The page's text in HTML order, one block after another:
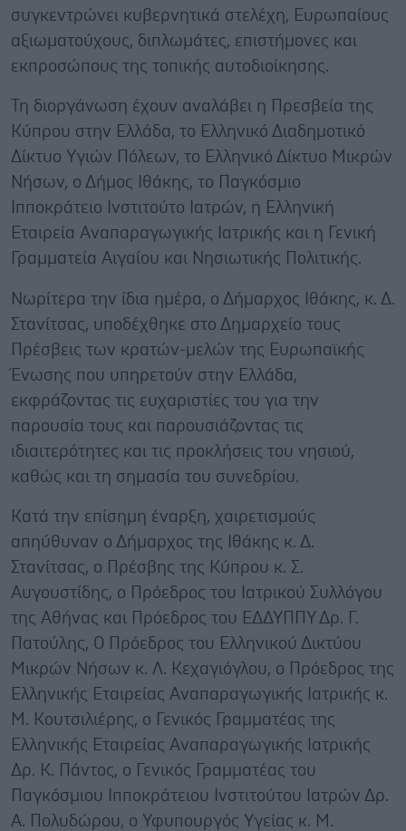
συγκεντρώνει κυβερνητικά στελέχη, Ευρωπαίους
αξιωματούχους, διπλωμάτες, επιστήμονες και
εκπροσώπους της τοπικής αυτοδιοίκησης.
Τη διοργάνωση έχουν αναλάβει η Πρεσβεία της
Κύπρου στην Ελλάδα, το Ελληνικό Διαδημοτικό
Δίκτυο Υγιών Πόλεων, το Ελληνικό Δίκτυο Μικρών
Νήσων, ο Δήμος Ιθάκης, το Παγκόσμιο
Ιπποκράτειο Ινστιτούτο Ιατρών, η Ελληνική
Εταιρεία Αναπαραγωγικής Ιατρικής και η Γενική
Γραμματεία Αιγαίου και Νησιωτικής Πολιτικής.
Νωρίτερα την ίδια ημέρα, ο Δήμαρχος Ιθάκης, κ. Δ.
Στανίτσας, υποδέχθηκε στο Δημαρχείο τους
Πρέσβεις των κρατών-μελών της Ευρωπαϊκής
Ένωσης που υπηρετούν στην Ελλάδα,
εκφράζοντας τις ευχαριστίες του για την
παρουσία τους και παρουσιάζοντας τις
ιδιαιτερότητες και τις προκλήσεις του νησιού,
καθώς και τη σημασία του συνεδρίου.
Κατά την επίσημη έναρξη, χαιρετισμούς
απηύθυναν ο Δήμαρχος της Ιθάκης κ. Δ.
Στανίτσας, ο Πρέσβης της Κύπρου κ. Σ.
Αυγουστίδης, ο Πρόεδρος του Ιατρικού Συλλόγου
της Αθήνας και Πρόεδρος του ΕΔΔΥΠΠΥ Δρ. Γ.
Πατούλης, Ο Πρόεδρος του Ελληνικού Δικτύου
Μικρών Νήσων κ. Λ. Κεχαγιόγλου, ο Πρόεδρος της
Ελληνικής Εταιρείας Αναπαραγωγικής Ιατρικής κ.
Μ. Κουτσιλιέρης, ο Γενικός Γραμματέας της
Ελληνικής Εταιρείας Αναπαραγωγικής Ιατρικής
Δρ. Κ. Πάντος, ο Γενικός Γραμματέας του
Παγκόσμιου Ιπποκράτειου Ινστιτούτου Ιατρών Δρ.
Α. Πολυδώρου, ο Υφυπουργός Υγείας κ. Μ.